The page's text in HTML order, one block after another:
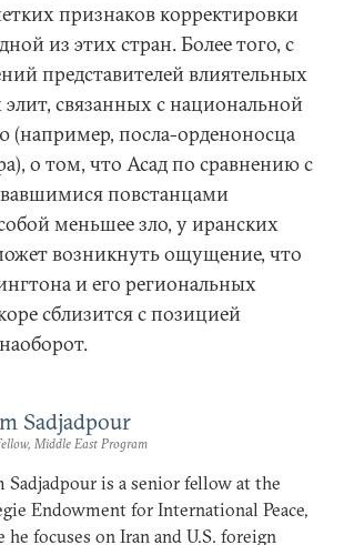
признаков корректировки
из этих стран. Более того, с
представителей влиятельных
связанных с национальной
(например, посла-орденоносца
о том, что Асад по сравнению с
повстанцами
меньшее зло, у иранских
возникнуть ощущение, что
и его региональных
сблизится с позицией
Sadjadpour
Middle East Program
Sadjadpour is a senior fellow at the
Endowment for International Peace,
he focuses on Iran and U.S. foreign